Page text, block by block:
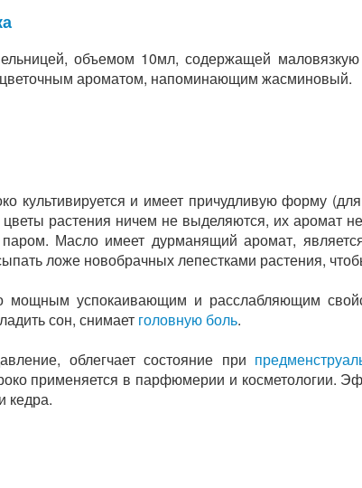
объемом 10мл, содержащей
ароматом, напоминающим жасминовый.
и имеет причудливую форму
растения ничем не выделяются, их аромат
Масло имеет дурманящий аромат,
ложе новобрачных лепестками растения,
мощным успокаивающим и расслабляющим
сон, снимает головную боль.
облегчает состояние при
применяется в парфюмерии и косметологии.
и кедра.